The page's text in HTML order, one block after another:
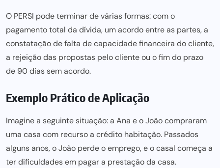
O PERSI pode terminar de várias formas: com o
pagamento total da dívida, um acordo entre as partes, a
constatação de falta de capacidade financeira do cliente,
a rejeição das propostas pelo cliente ou o fim do prazo
de 90 dias sem acordo.
Exemplo Prático de Aplicação
Imagine a seguinte situação: a Ana e o João compraram
uma casa com recurso a crédito habitação. Passados
alguns anos, o João perde o emprego, e o casal começa a
ter dificuldades em pagara prestação da casa.